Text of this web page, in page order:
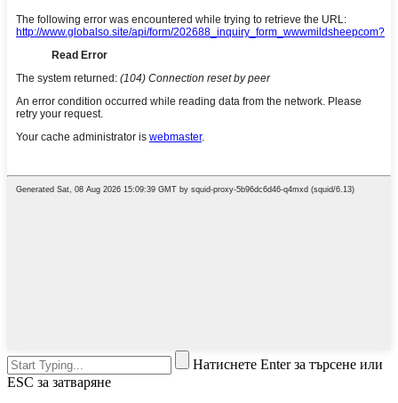
Натиснете Enter за търсене или
ESC за затваряне